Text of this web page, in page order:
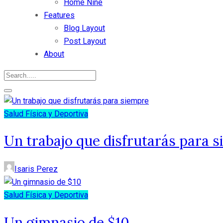
Home Nine
Features
Blog Layout
Post Layout
About
Salud Física y Deportiva
Un trabajo que disfrutarás para
Isaris Perez
Salud Física y Deportiva